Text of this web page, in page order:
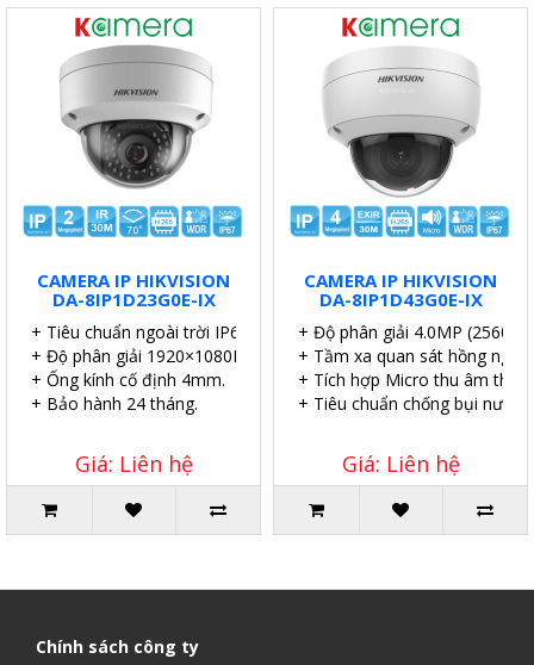
CAMERA IP HIKVISION
DA-8IP1D23G0E-IX
+ Tiêu chuẩn ngoài trời IP67.
+ Độ phân giải 1920×1080P.
+ Ống kính cố định 4mm.
+ Bảo hành 24 tháng.
Giá: Liên hệ
CAMERA IP HIKVISION
DA-8IP1D43G0E-IX
+ Độ phân giải 4.0MP
+ Tầm xa quan sát hồng
+ Tích hợp Micro thu âm
+ Tiêu chuẩn chống bụi nước
Giá: Liên hệ
Chính sách công ty